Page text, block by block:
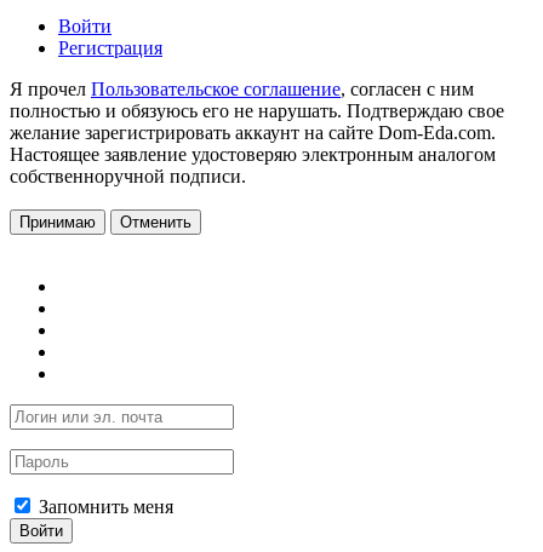
Войти
Регистрация
Я прочел Пользовательское соглашение, согласен с ним
полностью и обязуюсь его не нарушать. Подтверждаю свое
желание зарегистрировать аккаунт на сайте Dom-Eda.com.
Настоящее заявление удостоверяю электронным аналогом
собственноручной подписи.
Принимаю Отменить
Запомнить меня
Войти